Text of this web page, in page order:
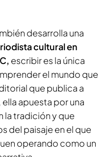
desarrolla una
cultural en
escribir es la única
el mundo que
que publica a
apuesta por una
la tradición y que
del paisaje en el que
operando como un